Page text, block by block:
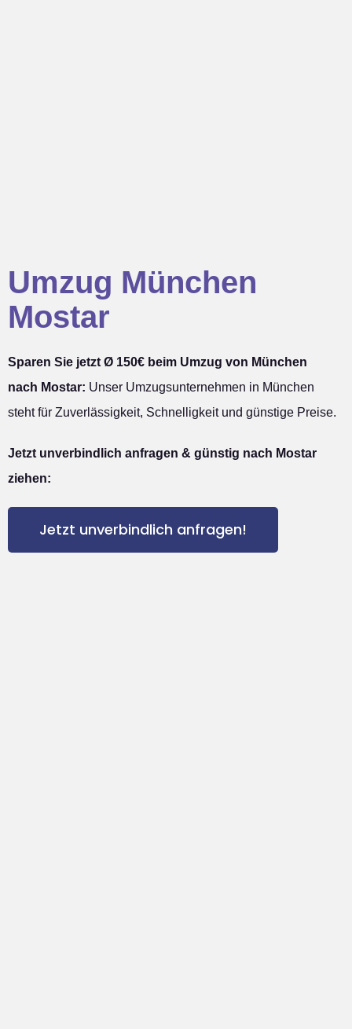
Umzug München
Mostar
Sparen Sie jetzt Ø 150€ beim Umzug von München
nach Mostar: Unser Umzugsunternehmen in München
steht für Zuverlässigkeit, Schnelligkeit und günstige Preise.
Jetzt unverbindlich anfragen & günstig nach Mostar
ziehen:
Jetzt unverbindlich anfragen!